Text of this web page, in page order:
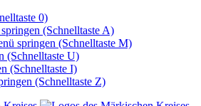
0)
(Schnelltaste A)
springen (Schnelltaste M)
(Schnelltaste U)
(Schnelltaste I)
(Schnelltaste Z)